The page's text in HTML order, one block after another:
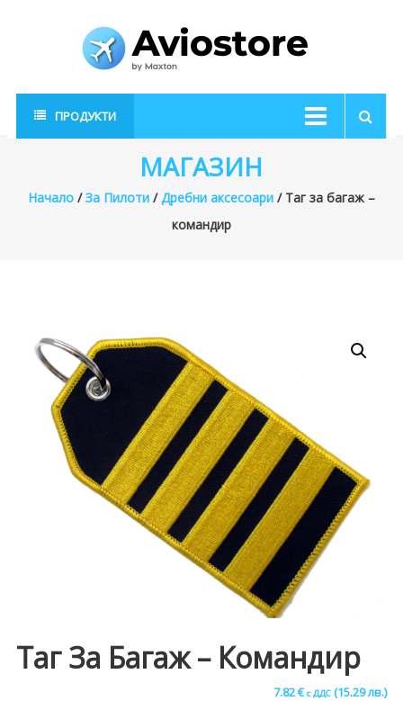
AvioStore
Авиационен
магазин
ПРОДУКТИ
МАГАЗИН
Начало/За Пилоти/Дребни аксесоари/ Таг за багаж –
командир
Таг За Багаж – Командир
7.82€ с ДДС (15.29 лв.)